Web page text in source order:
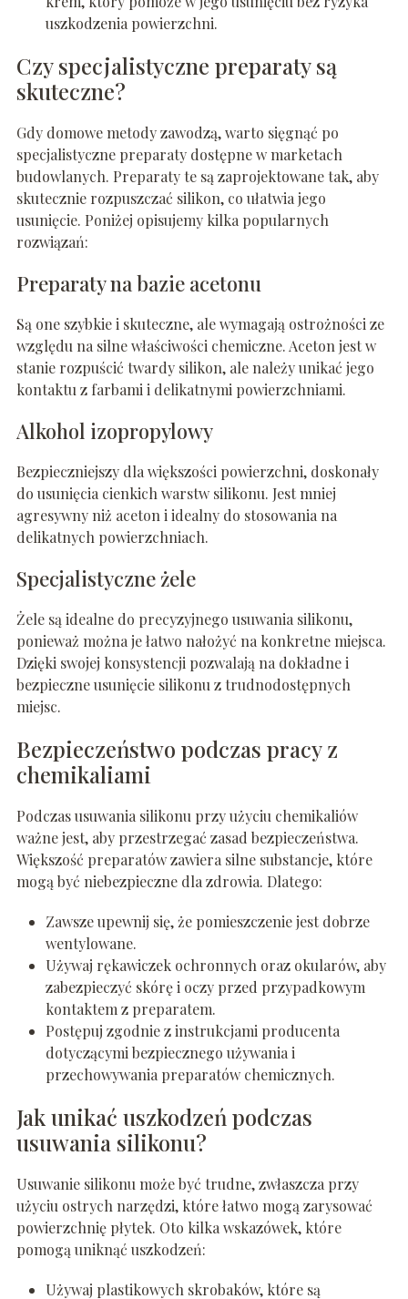
uszkodzenia powierzchni.
Czy specjalistyczne preparaty są
skuteczne?
Gdy domowe metody zawodzą, warto sięgnąć po
specjalistyczne preparaty dostępne w marketach
budowlanych. Preparaty te są zaprojektowane tak, aby
skutecznie rozpuszczać silikon, co ułatwia jego
usunięcie. Poniżej opisujemy kilka popularnych
rozwiązań:
Preparaty na bazie acetonu
Są one szybkie i skuteczne, ale wymagają ostrożności ze
względu na silne właściwości chemiczne. Aceton jest w
stanie rozpuścić twardy silikon, ale należy unikać jego
kontaktu z farbami i delikatnymi powierzchniami.
Alkohol izopropylowy
Bezpieczniejszy dla większości powierzchni, doskonały
do usunięcia cienkich warstw silikonu. Jest mniej
agresywny niż aceton i idealny do stosowania na
delikatnych powierzchniach.
Specjalistyczne żele
Żele są idealne do precyzyjnego usuwania silikonu,
ponieważ można je łatwo nałożyć na konkretne miejsca.
Dzięki swojej konsystencji pozwalają na dokładne i
bezpieczne usunięcie silikonu z trudnodostępnych
miejsc.
Bezpieczeństwo podczas pracy z
chemikaliami
Podczas usuwania silikonu przy użyciu chemikaliów
ważne jest, aby przestrzegać zasad bezpieczeństwa.
Większość preparatów zawiera silne substancje, które
mogą być niebezpieczne dla zdrowia. Dlatego:
Zawsze upewnij się, że pomieszczenie jest dobrze
wentylowane.
Używaj rękawiczek ochronnych oraz okularów, aby
zabezpieczyć skórę i oczy przed przypadkowym
kontaktem z preparatem.
Postępuj zgodnie z instrukcjami producenta
dotyczącymi bezpiecznego używania i
przechowywania preparatów chemicznych.
Jak unikać uszkodzeń podczas
usuwania silikonu?
Usuwanie silikonu może być trudne, zwłaszcza przy
użyciu ostrych narzędzi, które łatwo mogą zarysować
powierzchnię płytek. Oto kilka wskazówek, które
pomogą uniknąć uszkodzeń:
Używaj plastikowych skrobaków, które są